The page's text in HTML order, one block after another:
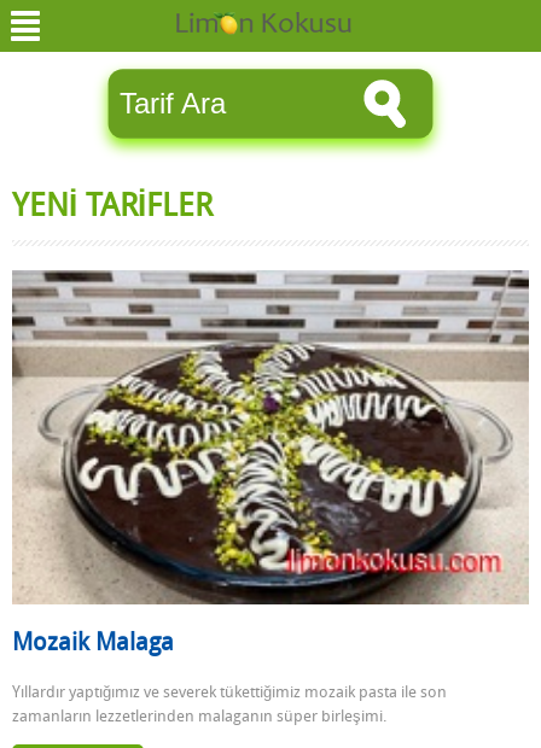
YENİ TARİFLER
Mozaik Malaga
Yıllardır yaptığımız ve severek tükettiğimiz mozaik pasta ile son
zamanların lezzetlerinden malaganın süper birleşimi.